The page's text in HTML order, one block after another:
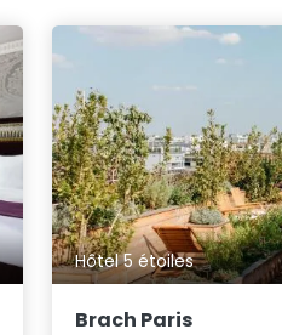
Hôtel 5 étoiles
Brach Paris